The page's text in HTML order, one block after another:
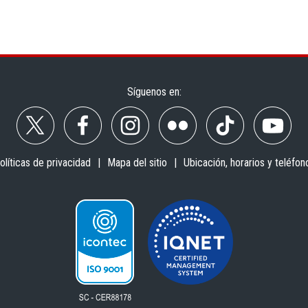
Síguenos en:
de privacidad Mapa del sitio Ubicación, horarios y